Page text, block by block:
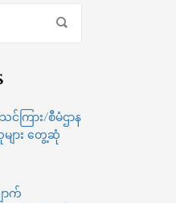
င်ကြား/စီမံဌာန
များ တွေ့ဆုံ
ာက်